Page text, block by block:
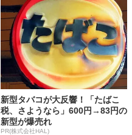
新型タバコが大反響！「たばこ
税、さようなら」600円→83円の
新型が爆売れ
PR(株式会社HAL)